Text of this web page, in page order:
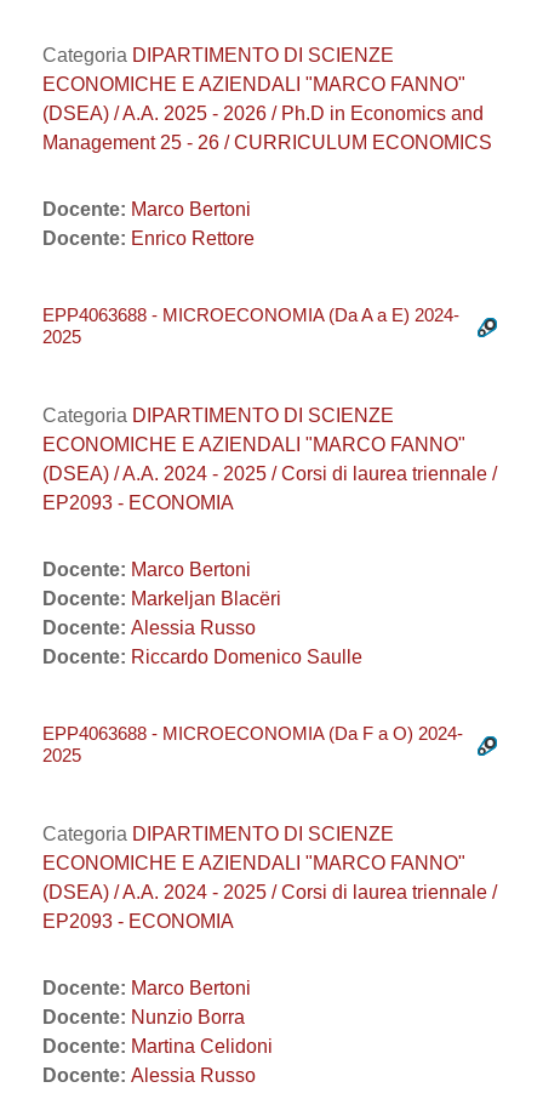
Categoria DIPARTIMENTO DI SCIENZE
ECONOMICHE E AZIENDALI "MARCO FANNO"
(DSEA) / A.A. 2025 - 2026 / Ph.D in Economics and
Management 25 - 26 / CURRICULUM ECONOMICS
Docente: Marco Bertoni
Docente: Enrico Rettore
EPP4063688 - MICROECONOMIA (Da A a E) 2024-
2025
Categoria DIPARTIMENTO DI SCIENZE
ECONOMICHE E AZIENDALI "MARCO FANNO"
(DSEA) / A.A. 2024 - 2025 / Corsi di laurea triennale /
EP2093 - ECONOMIA
Docente: Marco Bertoni
Docente: Markeljan Blacëri
Docente: Alessia Russo
Docente: Riccardo Domenico Saulle
EPP4063688 - MICROECONOMIA (Da F a O) 2024-
2025
Categoria DIPARTIMENTO DI SCIENZE
ECONOMICHE E AZIENDALI "MARCO FANNO"
(DSEA) / A.A. 2024 - 2025 / Corsi di laurea triennale /
EP2093 - ECONOMIA
Docente: Marco Bertoni
Docente: Nunzio Borra
Docente: Martina Celidoni
Docente: Alessia Russo